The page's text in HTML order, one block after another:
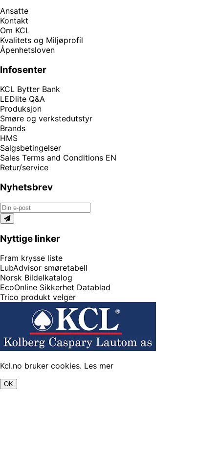
Ansatte
Kontakt
Om KCL
Kvalitets og Miljøprofil
Åpenhetsloven
Infosenter
KCL Bytter Bank
LEDlite Q&A
Produksjon
Smøre og verkstedutstyr
Brands
HMS
Salgsbetingelser
Sales Terms and Conditions EN
Retur/service
Nyhetsbrev
Nyttige linker
Fram krysse liste
LubAdvisor smøretabell
Norsk Bildelkatalog
EcoOnline Sikkerhet Datablad
Trico produkt velger
Kcl.no bruker cookies. Les mer
OK